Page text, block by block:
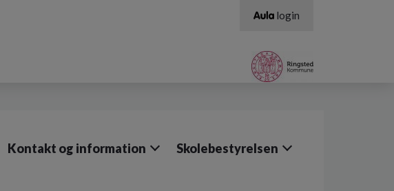
login
Kontakt og information Skolebestyrelsen